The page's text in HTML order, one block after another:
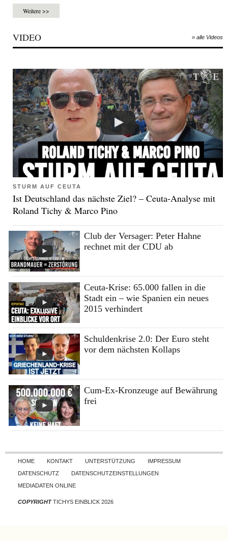
Weitere >>
VIDEO » alle Videos
STURM AUF CEUTA
Ist Deutschland das nächste Ziel? – Ceuta-Analyse mit
Roland Tichy & Marco Pino
Club der Versager: Peter Hahne
rechnet mit der CDU ab
Ceuta-Krise: 65.000 fallen in die
Stadt ein – wie Spanien ein neues
2015 verhindert
Schuldenkrise 2.0: Der Euro steht
vor dem nächsten Kollaps
Cum-Ex-Kronzeuge auf Bewährung
frei
Skip to content
HOME KONTAKT UNTERSTÜTZUNG
IMPRESSUM
DATENSCHUTZ
DATENSCHUTZEINSTELLUNGEN
MEDIADATEN ONLINE
COPYRIGHTTICHYS EINBLICK 2026